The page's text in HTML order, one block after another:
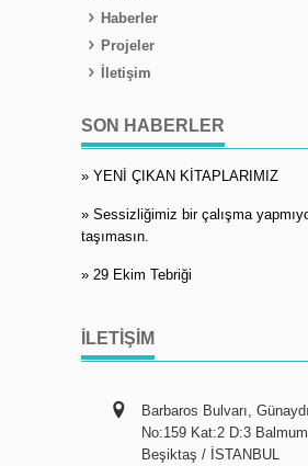
Haberler
Projeler
İletişim
SON HABERLER
» YENİ ÇIKAN KİTAPLARIMIZ
» Sessizliğimiz bir çalışma
taşımasın.
» 29 Ekim Tebriği
İLETIŞIM
Barbaros Bulvarı,
No:159 Kat:2 D:3
Beşiktaş / İSTANBUL